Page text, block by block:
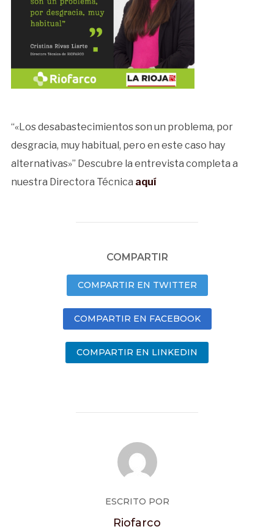
“«Los desabastecimientos son un problema, por
desgracia, muy habitual, pero en este caso hay
alternativas»” Descubre la entrevista completa a
nuestra Directora Técnica aquí
COMPARTIR
COMPARTIR EN TWITTER
COMPARTIR EN FACEBOOK
COMPARTIR EN LINKEDIN
ESCRITO POR
Riofarco